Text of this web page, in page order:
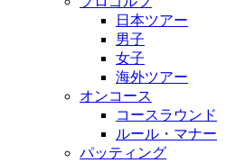
日本ツアー
男子
女子
海外ツアー
オンコース
コースラウンド
ルール・マナー
パッティング